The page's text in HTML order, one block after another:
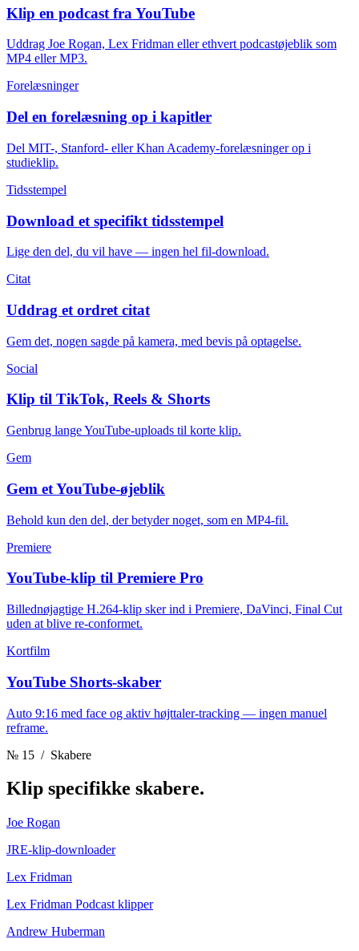
Klip en podcast fra YouTube
Uddrag Joe Rogan, Lex Fridman eller ethvert podcastøjeblik som
MP4 eller MP3.
Forelæsninger
Del en forelæsning op i kapitler
Del MIT-, Stanford- eller Khan Academy-forelæsninger op i
studieklip.
Tidsstempel
Download et specifikt tidsstempel
Lige den del, du vil have — ingen hel fil-download.
Citat
Uddrag et ordret citat
Gem det, nogen sagde på kamera, med bevis på optagelse.
Social
Klip til TikTok, Reels & Shorts
Genbrug lange YouTube-uploads til korte klip.
Gem
Gem et YouTube-øjeblik
Behold kun den del, der betyder noget, som en MP4-fil.
Premiere
YouTube-klip til Premiere Pro
Billednøjagtige H.264-klip sker ind i Premiere, DaVinci, Final Cut
uden at blive re-conformet.
Kortfilm
YouTube Shorts-skaber
Auto 9:16 med face og aktiv højttaler-tracking — ingen manuel
reframe.
№ 15 / Skabere
Klip specifikke skabere.
Joe Rogan
JRE-klip-downloader
Lex Fridman
Lex Fridman Podcast klipper
Andrew Huberman